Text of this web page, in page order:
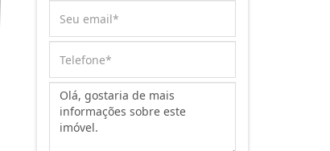
Mensagem: